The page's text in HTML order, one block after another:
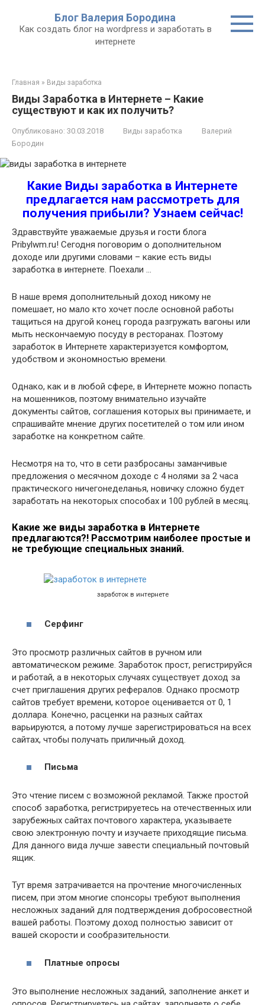
контенту
Блог Валерия Бородина
Как создать блог на wordpress и заработать в
интернете
Главная » Виды заработка
Виды Заработка в Интернете – Какие
существуют и как их получить?
Опубликовано: 30.03.2018 Виды заработка
Валерий
Бородин
Какие Виды заработка в Интернете
предлагается нам рассмотреть для
получения прибыли? Узнаем сейчас!
Здравствуйте уважаемые друзья и гости блога
Pribylwm.ru! Сегодня поговорим о дополнительном
доходе или другими словами – какие есть виды
заработка в интернете. Поехали …
В наше время дополнительный доход никому не
помешает, но мало кто хочет после основной работы
тащиться на другой конец города разгружать вагоны или
мыть нескончаемую посуду в ресторанах. Поэтому
заработок в Интернете характеризуется комфортом,
удобством и экономностью времени.
Однако, как и в любой сфере, в Интернете можно попасть
на мошенников, поэтому внимательно изучайте
документы сайтов, соглашения которых вы принимаете, и
спрашивайте мнение других посетителей о том или ином
заработке на конкретном сайте.
Несмотря на то, что в сети разбросаны заманчивые
предложения о месячном доходе с 4 нолями за 2 часа
практического ничегонеделанья, новичку сложно будет
заработать на некоторых способах и 100 рублей в месяц.
Какие же виды заработка в Интернете
предлагаются?! Рассмотрим наиболее простые и
не требующие специальных знаний.
заработок в интернете
Серфинг
Это просмотр различных сайтов в ручном или
автоматическом режиме. Заработок прост, регистрируйся
и работай, а в некоторых случаях существует доход за
счет приглашения других рефералов. Однако просмотр
сайтов требует времени, которое оценивается от 0, 1
доллара. Конечно, расценки на разных сайтах
варьируются, а потому лучше зарегистрироваться на всех
сайтах, чтобы получать приличный доход.
Письма
Это чтение писем с возможной рекламой. Также простой
способ заработка, регистрируетесь на отечественных или
зарубежных сайтах почтового характера, указываете
свою электронную почту и изучаете приходящие письма.
Для данного вида лучше завести специальный почтовый
ящик.
Тут время затрачивается на прочтение многочисленных
писем, при этом многие спонсоры требуют выполнения
несложных заданий для подтверждения добросовестной
вашей работы. Поэтому доход полностью зависит от
вашей скорости и сообразительности.
Платные опросы
Это выполнение несложных заданий, заполнение анкет и